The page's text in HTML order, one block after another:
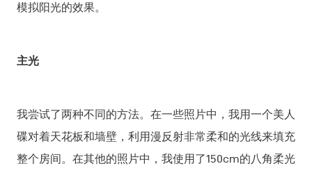
模拟阳光的效果。
主光
我尝试了两种不同的方法。在一些照片中，我用一个美人
碟对着天花板和墙壁，利用漫反射非常柔和的光线来填充
整个房间。在其他的照片中，我使用了150cm的八角柔光